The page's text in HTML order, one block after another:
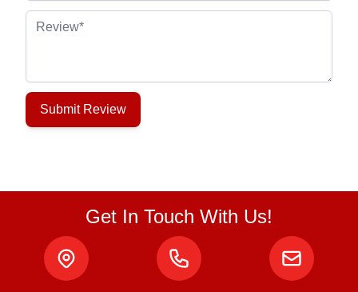
Review
Submit Review
Get In Touch With Us!